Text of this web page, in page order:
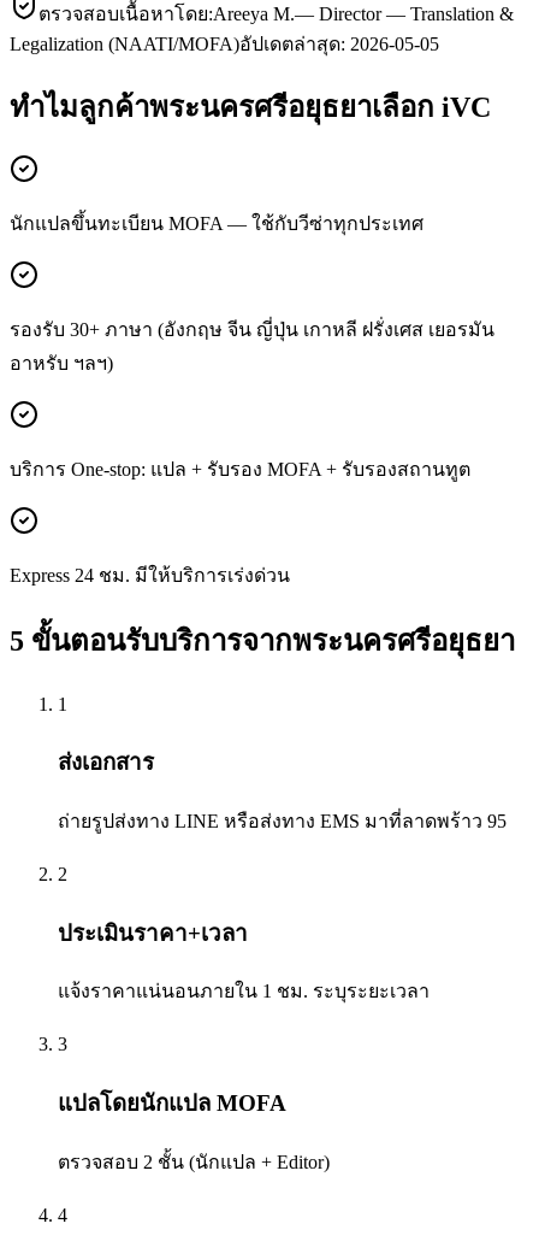
ตรวจสอบเนื้อหาโดย:Areeya M.— Director — Translation &
Legalization (NAATI/MOFA)อัปเดตล่าสุด: 2026-05-05
ทำไมลูกค้าพระนครศรีอยุธยาเลือก iVC
นักแปลขึ้นทะเบียน MOFA — ใช้กับวีซ่าทุกประเทศ
รองรับ 30+ ภาษา (อังกฤษ จีน ญี่ปุ่น เกาหลี ฝรั่งเศส เยอรมัน
อาหรับ ฯลฯ)
บริการ One-stop: แปล + รับรอง MOFA + รับรองสถานทูต
Express 24 ชม. มีให้บริการเร่งด่วน
5 ขั้นตอนรับบริการจากพระนครศรีอยุธยา
1
ส่งเอกสาร
ถ่ายรูปส่งทาง LINE หรือส่งทาง EMS มาที่ลาดพร้าว 95
2
ประเมินราคา+เวลา
แจ้งราคาแน่นอนภายใน 1 ชม. ระบุระยะเวลา
3
แปลโดยนักแปล MOFA
ตรวจสอบ 2 ชั้น (นักแปล + Editor)
4